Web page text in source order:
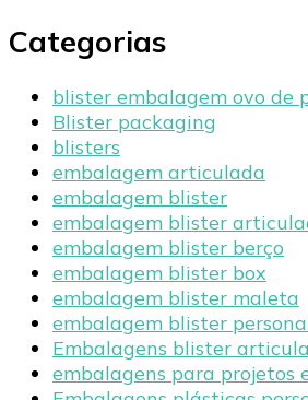
Categorias
blister embalagem ovo de
Blister packaging
blisters
embalagem articulada
embalagem blister
embalagem blister
embalagem blister berço
embalagem blister box
embalagem blister maleta
embalagem blister
Embalagens blister
embalagens para projetos